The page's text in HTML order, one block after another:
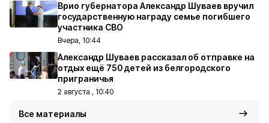
Врио губернатора Александр Шуваев вручил
государственную награду семье погибшего
участника СВО
Вчера, 10:44
Александр Шуваев рассказал об отправке на
отдых ещё 750 детей из белгородского
приграничья
2 августа , 10:40
Все материалы